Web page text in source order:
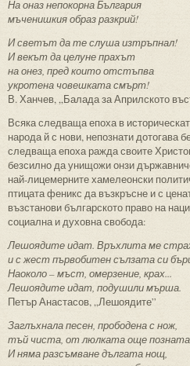
На оназ непокорна България
мъченишкия образ разкрий!
И светът да те слуша изтръпнал!
И векът да целуне прахът
на онез, пред които отстъпва
укротена човешката смърт!
В. Ханчев, „Балада за Априлското
Всяка следваща епоха в
народа й с нови, непознати дотогава
следваща епоха ражда своите
безсилно да унищожи онзи
най-лицемерните хамелеонски
птицата феникс да възкръсне и с
възстанови българското право на
социална и духовна свобода:
Лешоядите идат. Връхлита ме
и с жест първобитен сълзата си
Наоколо – мъст, омерзение, крах...
Лешоядите идат, подушили мърша.
Петър Анастасов, „Лешоядите”
Заглъхнала песен, прободена с нож,
тъй чиста, от люлката още
И няма разсъмване дългата нощ,